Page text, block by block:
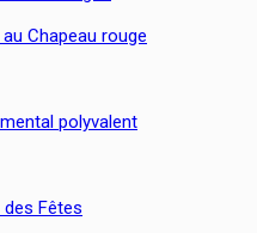
Chapeau rouge
polyvalent
des Fêtes